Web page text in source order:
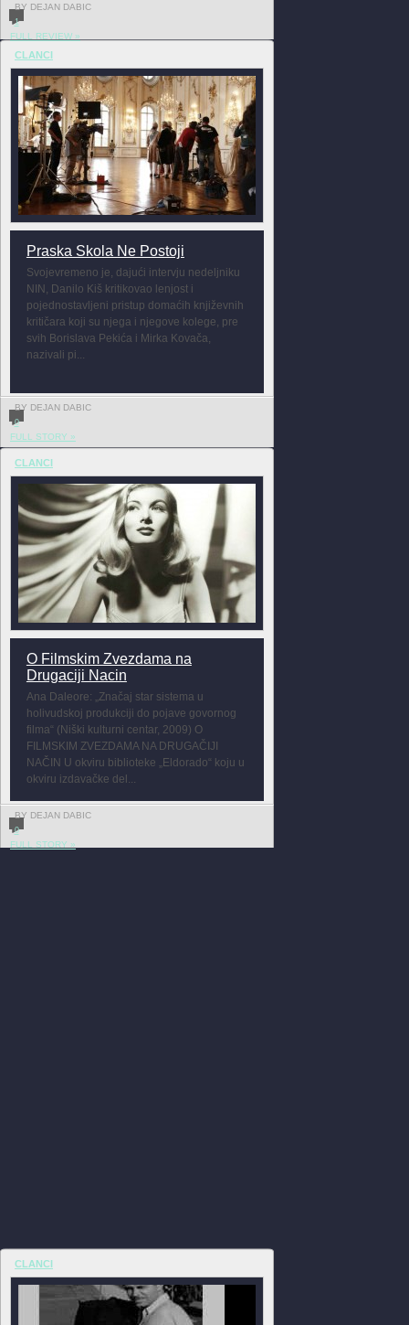
BY DEJAN DABIC
1
FULL REVIEW »
CLANCI
Praska Skola Ne Postoji
Svojevremeno je, dajući intervju nedeljniku
NIN, Danilo Kiš kritikovao lenjost i
pojednostavljeni pristup domaćih književnih
kritičara koji su njega i njegove kolege, pre
svih Borislava Pekića i Mirka Kovača,
nazivali pi...
BY DEJAN DABIC
0
FULL STORY »
CLANCI
O Filmskim Zvezdama na
Drugaciji Nacin
Ana Daleore: „Značaj star sistema u
holivudskoj produkciji do pojave govornog
filma“ (Niški kulturni centar, 2009) O
FILMSKIM ZVEZDAMA NA DRUGAČIJI
NAČIN U okviru biblioteke „Eldorado“ koju u
okviru izdavačke del...
BY DEJAN DABIC
0
FULL STORY »
CLANCI